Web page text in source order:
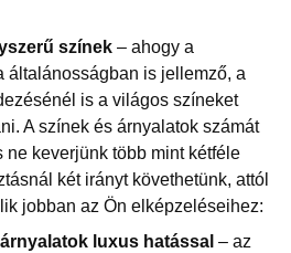
színek – ahogy a
általánosságban is jellemző, a
is a világos színeket
A színek és árnyalatok számát
ne keverjünk több mint kétféle
két irányt követhetünk, attól
jobban az Ön elképzeléseihez:
luxus hatással – az